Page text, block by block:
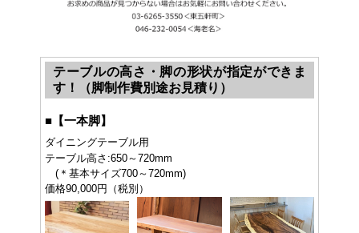
テーブルの高さ・脚の形状が指定ができま
す！（脚制作費別途お見積り）
■ 【一本脚】
ダイニングテーブル用
テーブル高さ:650～720mm
(＊基本サイズ700～720mm)
価格90,000円（税別）